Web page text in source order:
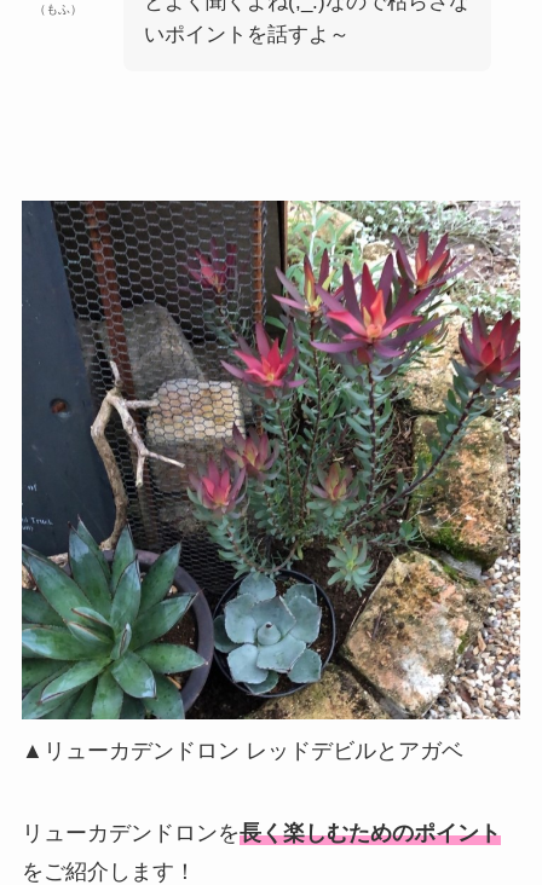
（もふ）
いポイントを話すよ～
▲リューカデンドロン レッドデビルとアガベ
リューカデンドロンを長く楽しむためのポイント
をご紹介します！